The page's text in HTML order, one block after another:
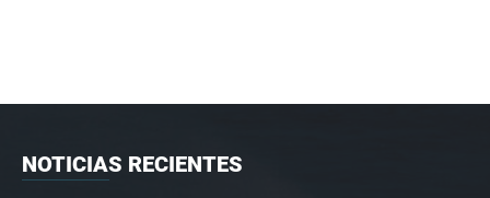
NOTICIAS RECIENTES